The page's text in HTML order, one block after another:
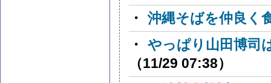
・ 沖縄そばを仲良く
・ やっぱり山田博司
（11/29 07:38）